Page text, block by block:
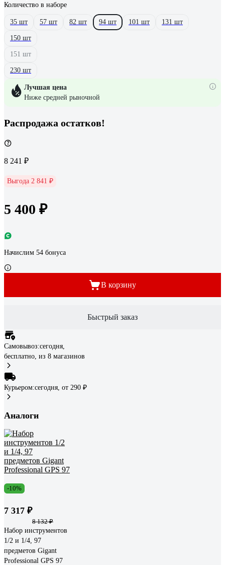
Количество в наборе
35 шт 57 шт 82 шт 94 шт 101 шт 131 шт
150 шт
151 шт
230 шт
Лучшая цена
Ниже средней рыночной
Распродажа остатков!
8 241 ₽
Выгода 2 841 ₽
5 400 ₽
Начислим 54 бонуса
В корзину
Быстрый заказ
Самовывоз:сегодня,
бесплатно, из 8 магазинов
Курьером:сегодня, от 290 ₽
Аналоги
-10%
7 317 ₽
8 132 ₽
Набор инструментов
1/2 и 1/4, 97
предметов Gigant
Professional GPS 97